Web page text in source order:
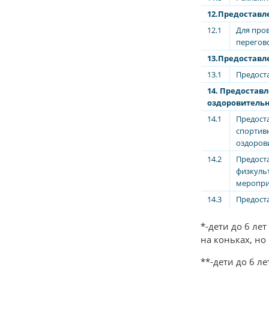
12.1
Для
13.1
14.
14.1
14.2
14.3
*-дети до 6
на коньках,
**-дети до 6